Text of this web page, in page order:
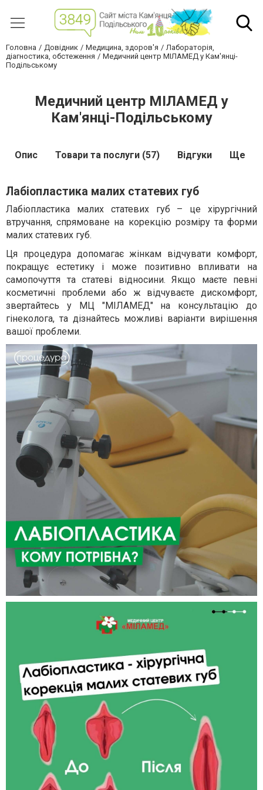
Головна Довідник Медицина, здоров'я
Лабораторія,
діагностика, обстеження
Медичний центр МІЛАМЕД у Кам'янці-
Подільському
Медичний центр МІЛАМЕД у
Кам'янці-Подільському
Опис Товари та послуги (57) Відгуки Ще
Лабіопластика малих статевих губ
Лабіопластика малих статевих губ – це хірургічний
втручання, спрямоване на корекцію розміру та форми
малих статевих губ.
Ця процедура допомагає жінкам відчувати комфорт,
покращує естетику і може позитивно впливати на
самопочуття та статеві відносини. Якщо маєте певні
косметичні проблеми або ж відчуваєте дискомфорт,
звертайтесь у МЦ "МІЛАМЕД" на консультацію до
гінеколога, та дізнайтесь можливі варіанти вирішення
вашої проблеми.